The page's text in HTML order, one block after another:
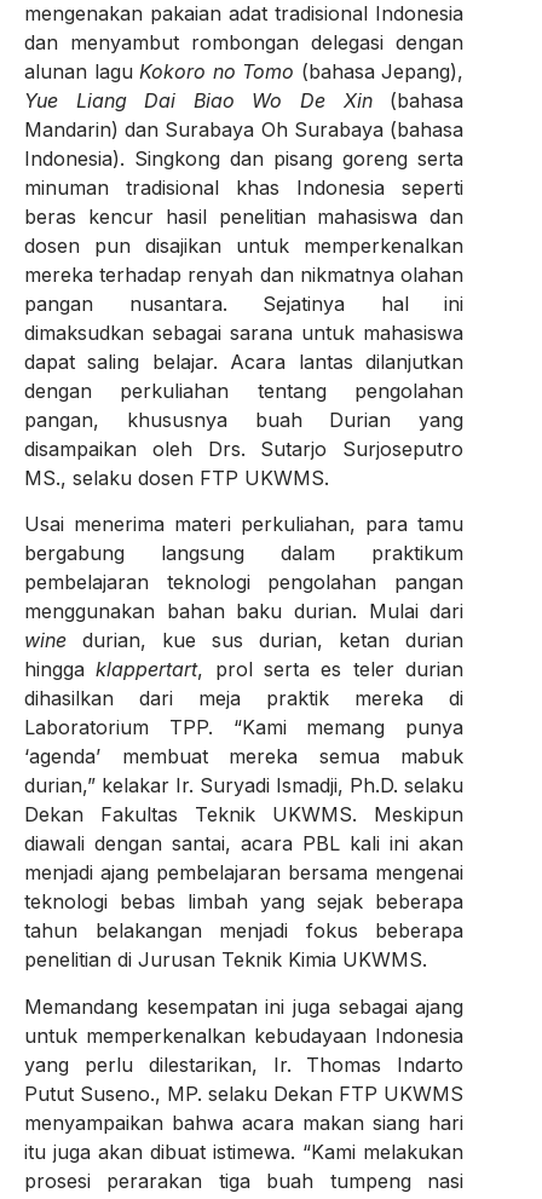
mengenakan pakaian adat tradisional Indonesia
dan menyambut rombongan delegasi dengan
alunan laguKokoro no Tomo (bahasa Jepang),
Yue Liang Dai Biao Wo De Xin(bahasa
Mandarin) dan Surabaya Oh Surabaya (bahasa
Indonesia). Singkong dan pisang goreng serta
minuman tradisional khas Indonesia seperti
beras kencur hasil penelitian mahasiswa dan
dosen pun disajikan untuk memperkenalkan
mereka terhadap renyah dan nikmatnya olahan
pangan nusantara. Sejatinya hal ini
dimaksudkan sebagai sarana untuk mahasiswa
dapat saling belajar. Acara lantas dilanjutkan
dengan perkuliahan tentang pengolahan
pangan, khususnya buah Durian yang
disampaikan oleh Drs. Sutarjo Surjoseputro
MS., selaku dosen FTP UKWMS.
Usai menerima materi perkuliahan, para tamu
bergabung langsung dalam praktikum
pembelajaran teknologi pengolahan pangan
menggunakan bahan baku durian. Mulai dari
winedurian, kue sus durian, ketan durian
hinggaklappertart, prol serta es teler durian
dihasilkan dari meja praktik mereka di
Laboratorium TPP. “Kami memang punya
‘agenda’ membuat mereka semua mabuk
durian,” kelakar Ir. Suryadi Ismadji, Ph.D. selaku
Dekan Fakultas Teknik UKWMS. Meskipun
diawali dengan santai, acara PBL kali ini akan
menjadi ajang pembelajaran bersama mengenai
teknologi bebas limbah yang sejak beberapa
tahun belakangan menjadi fokus beberapa
penelitian di Jurusan Teknik Kimia UKWMS.
Memandang kesempatan ini juga sebagai ajang
untuk memperkenalkan kebudayaan Indonesia
yang perlu dilestarikan, Ir. Thomas Indarto
Putut Suseno., MP. selaku Dekan FTP UKWMS
menyampaikan bahwa acara makan siang hari
itu juga akan dibuat istimewa. “Kami melakukan
prosesi perarakan tiga buah tumpeng nasi